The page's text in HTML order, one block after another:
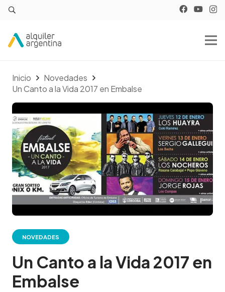
Inicio
Novedades
Un Canto a la Vida 2017 en Embalse
NOVEDADES
Un Canto a la Vida 2017 en
Embalse